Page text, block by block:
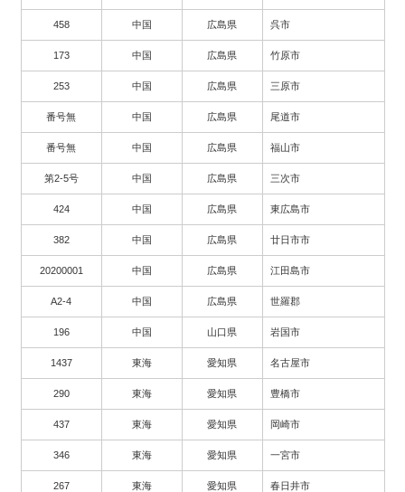
458 中国 広島県 呉市
173 中国 広島県 竹原市
253 中国 広島県 三原市
番号無 中国 広島県 尾道市
番号無 中国 広島県 福山市
第2-5号 中国 広島県 三次市
424 中国 広島県 東広島市
382 中国 広島県 廿日市市
20200001 中国 広島県 江田島市
A2-4 中国 広島県 世羅郡
196 中国 山口県 岩国市
1437 東海 愛知県 名古屋市
290 東海 愛知県 豊橋市
437 東海 愛知県 岡崎市
346 東海 愛知県 一宮市
267 東海 愛知県 春日井市